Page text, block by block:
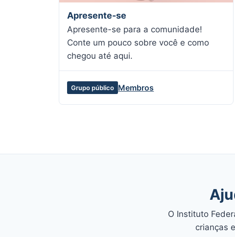
Apresente-se
Apresente-se para a comunidade!
Conte um pouco sobre você e como
chegou até aqui.
Grupo público Membros
O Instituto
crianças